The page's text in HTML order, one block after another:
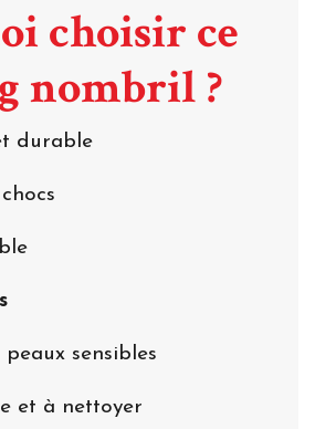
choisir ce
nombril ?
durable
sensibles
et à nettoyer